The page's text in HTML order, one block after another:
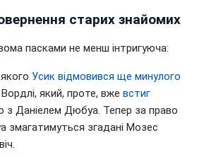
старих знайомих
пасками не менш інтригуюча:
Усик відмовився ще минулого
який, проте, вже встиг
з Даніелем Дюбуа. Тепер за право
змагатимуться згадані Мозес